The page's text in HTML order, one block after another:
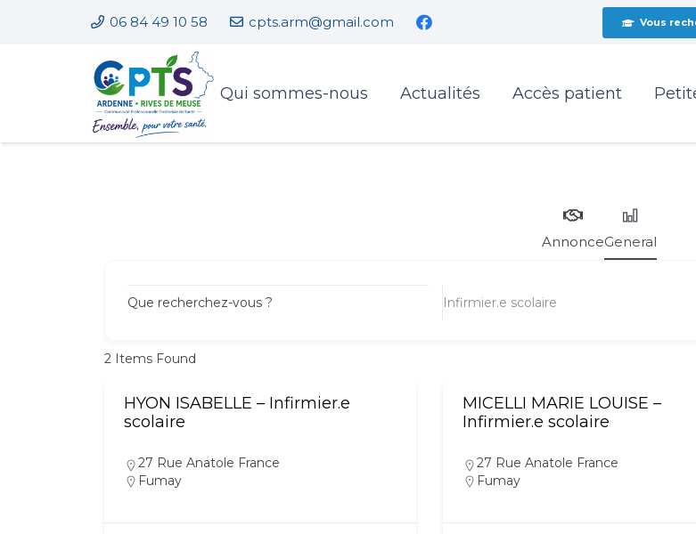
06 84 49 10 58 cpts.arm@gmail.com Vous
Qui sommes-nous Actualités Accès patient
AnnonceGeneral
Que recherchez-vous ? Infirmier.e scolaire
2 Items Found
HYON ISABELLE – Infirmier.e
scolaire
27 Rue Anatole France
Fumay
MICELLI MARIE LOUISE –
Infirmier.e scolaire
27 Rue Anatole France
Fumay